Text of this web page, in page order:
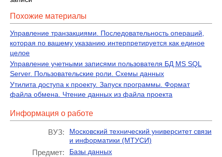
Похожие материалы
Управление транзакциями. Последовательность операций,
которая по вашему указанию интерпретируется как единое
целое
Управление учетными записями пользователя БД MS SQL
Server. Пользовательские роли. Схемы данных
Утилита доступа к проекту. Запуск программы. Формат
файла обмена. Чтение данных из файла проекта
Информация о работе
ВУЗ:
Московский технический университет связи
и информатики (МТУСИ)
Предмет: Базы данных